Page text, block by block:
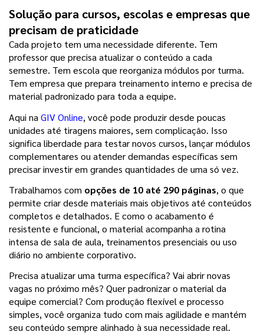
Solução para cursos, escolas e empresas que
precisam de praticidade
Cada projeto tem uma necessidade diferente. Tem
professor que precisa atualizar o conteúdo a cada
semestre. Tem escola que reorganiza módulos por turma.
Tem empresa que prepara treinamento interno e precisa de
material padronizado para toda a equipe.
Aqui na GIV Online, você pode produzir desde poucas
unidades até tiragens maiores, sem complicação. Isso
significa liberdade para testar novos cursos, lançar módulos
complementares ou atender demandas específicas sem
precisar investir em grandes quantidades de uma só vez.
Trabalhamos com opções de 10 até 290 páginas, o que
permite criar desde materiais mais objetivos até conteúdos
completos e detalhados. E como o acabamento é
resistente e funcional, o material acompanha a rotina
intensa de sala de aula, treinamentos presenciais ou uso
diário no ambiente corporativo.
Precisa atualizar uma turma específica? Vai abrir novas
vagas no próximo mês? Quer padronizar o material da
equipe comercial? Com produção flexível e processo
simples, você organiza tudo com mais agilidade e mantém
seu conteúdo sempre alinhado à sua necessidade real.